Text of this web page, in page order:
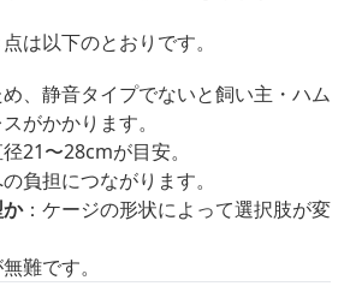
は以下のとおりです。
め、静音タイプでないと飼い主・ハム
がかかります。
径21〜28cmが目安。
負担につながります。
：ケージの形状によって選択肢が変
難です。